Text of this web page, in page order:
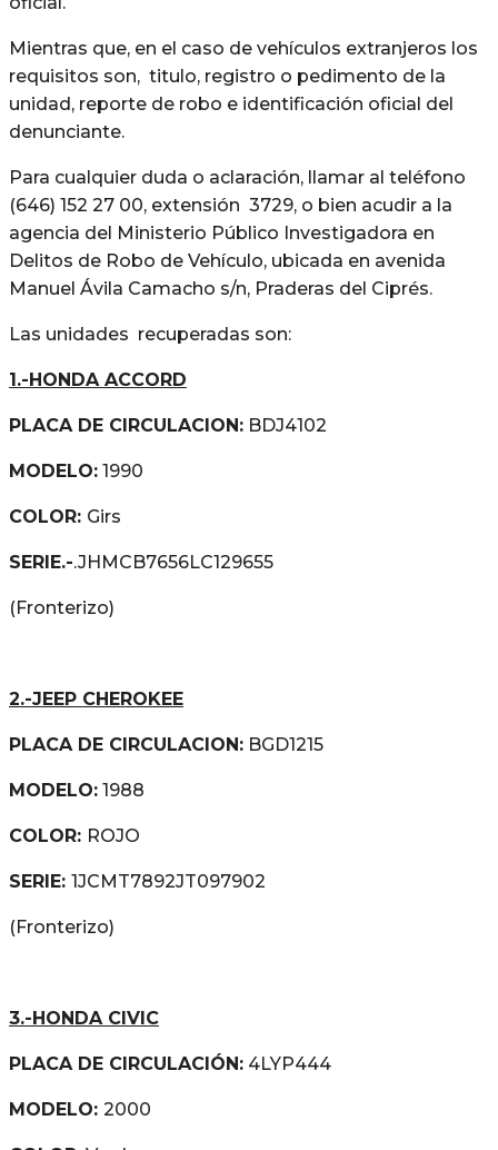
Mientras que, en el caso de vehículos extranjeros los
requisitos son, titulo, registro o pedimento de la
unidad, reporte de robo e identificación oficial del
denunciante.
Para cualquier duda o aclaración, llamar al teléfono
(646) 152 27 00, extensión 3729, o bien acudir a la
agencia del Ministerio Público Investigadora en
Delitos de Robo de Vehículo, ubicada en avenida
Manuel Ávila Camacho s/n, Praderas del Ciprés.
Las unidades recuperadas son:
1.-HONDA ACCORD
PLACA DE CIRCULACION: BDJ4102
MODELO: 1990
COLOR: Girs
SERIE.-.JHMCB7656LC129655
(Fronterizo)
2.-JEEP CHEROKEE
PLACA DE CIRCULACION: BGD1215
MODELO: 1988
COLOR: ROJO
SERIE: 1JCMT7892JT097902
(Fronterizo)
3.-HONDA CIVIC
PLACA DE CIRCULACIÓN: 4LYP444
MODELO: 2000